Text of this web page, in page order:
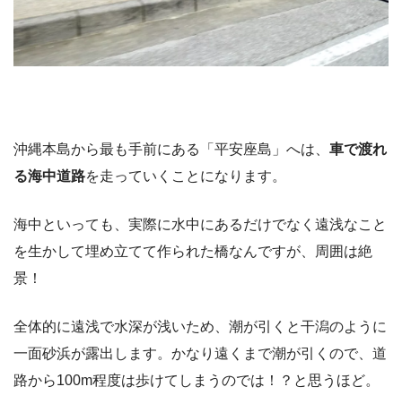
沖縄本島から最も手前にある「平安座島」へは、 車で渡れ
る海中道路を走っていくことになります。
海中といっても、実際に水中にあるだけでなく遠浅なこと
を生かして埋め立てて作られた橋なんですが、周囲は絶
景！
全体的に遠浅で水深が浅いため、潮が引くと干潟のように
一面砂浜が露出します。かなり遠くまで潮が引くので、道
路から100m程度は歩けてしまうのでは！？と思うほど。